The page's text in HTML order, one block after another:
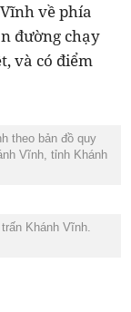
về phía
đường chạy
và có điểm
theo bản đồ quy
Vĩnh, tỉnh Khánh
Khánh Vĩnh.